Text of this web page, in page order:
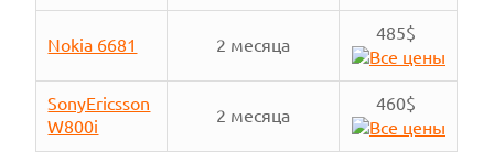
Nokia 6681 2 месяца
485$
SonyEricsson
W800i
2 месяца
460$